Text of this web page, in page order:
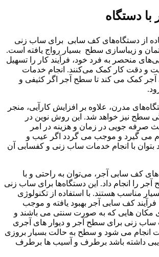
دستگاه
از دستگاه‌های کف سابی برای ساب زنی
و زیباسازی سطح بسیار رواج یافته است.
منحصر به فرد خود، فرآیند کار را تسهیل
و دقت کار کمک می‌کنند. انجام خدمات
کمک می کند تا سطح آجر اگر کثیفی و
مدرن، علاوه بر افزایش کارآیی، منجر
سطح نیز خواهد شد. این روش نوین در
صرفه جویی در زمان و هزینه در امر
می گیرد و موجب می گردد اگر عیب و
بتوان با انجام خدمات ساب زنی و کفسابی آن
کف سابی آجر، می‌توان به راحتی و با
آجر را انجام داد. این دستگاه‌ها برای ساب زنی
مناسب هستند. با استفاده از تکنولوژی
فرآیند کف سابی آجر بهبود یافته و موجب
مکان هایی که به صورت سنتی می باشند و
ساب زنی برای سطح آجر و دیوار های آجری
انجام می شود و سطح به حالت بسیار بروزی
داشته باشد برطرف و آسیب ها برطرف